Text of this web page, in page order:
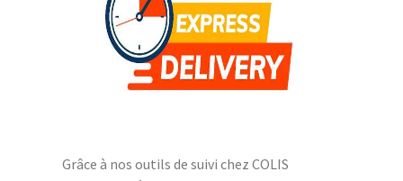
Grâce à nos outils de suivi chez COLIS